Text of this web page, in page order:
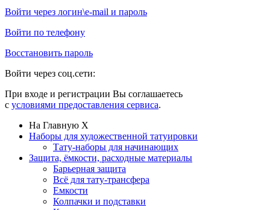
Войти через логин\e-mail и пароль
Войти по телефону
Восстановить пароль
Войти через соц.сети:
При входе и регистрации Вы соглашаетесь
с условиями предоставления сервиса.
На Главную X
Наборы для художественной татуировки
Тату-наборы для начинающих
Защита, ёмкости, расходные материалы
Барьерная защита
Всё для тату-трансфера
Емкости
Колпачки и подставки